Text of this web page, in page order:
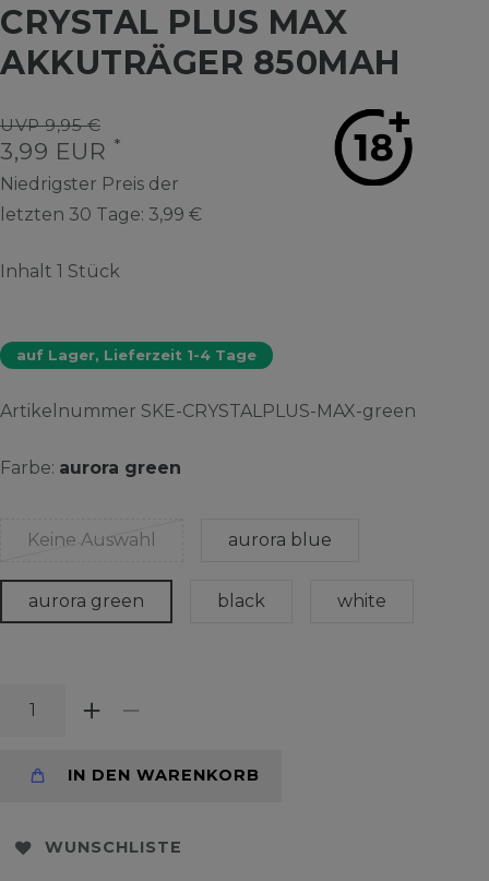
CRYSTAL PLUS MAX
AKKUTRÄGER 850MAH
UVP 9,95 €
3,99 EUR *
Niedrigster Preis der
letzten 30 Tage: 3,99 €
Inhalt 1 Stück
auf Lager, Lieferzeit 1-4 Tage
Artikelnummer SKE-CRYSTALPLUS-MAX-green
Farbe: aurora green
Keine Auswahl aurora blue
aurora green black white
IN DEN WARENKORB
WUNSCHLISTE